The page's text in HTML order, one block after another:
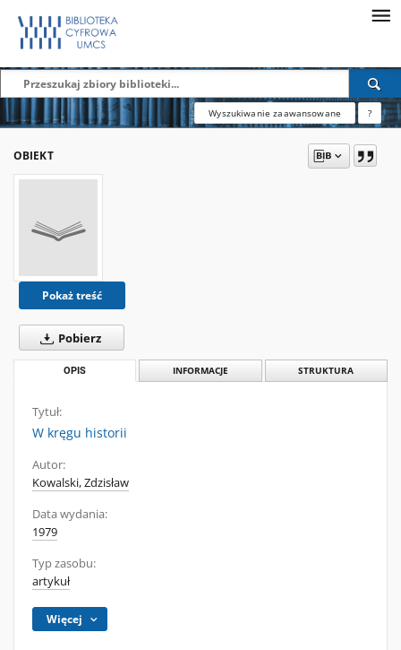
Wyszukiwanie zaawansowane ?
OBIEKT
Pokaż treść
Pobierz
OPIS INFORMACJE STRUKTURA
Tytuł:
W kręgu historii
Autor:
Kowalski, Zdzisław
Data wydania:
1979
Typ zasobu:
artykuł
Więcej